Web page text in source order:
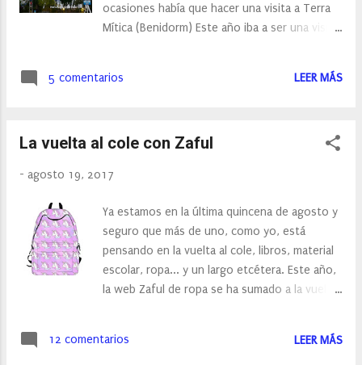
ocasiones había que hacer una visita a Terra
Mítica (Benidorm) Este año iba a ser una visita
atracciones, así que estaba deseando que
5 comentarios LEER MÁS
La vuelta al cole con Zaful
- agosto 19, 2017
Ya estamos en la última quincena de agosto y
seguro que más de uno, como yo, está
pensando en la vuelta al cole, libros, material
escolar, ropa... y un largo etcétera. Este año,
la web Zaful de ropa se ha sumado a la vuelta
algunos de sus prendas y de básicos en la
12 comentarios LEER MÁS